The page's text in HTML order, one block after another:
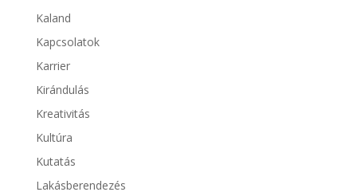
Kaland
Kapcsolatok
Karrier
Kirándulás
Kreativitás
Kultúra
Kutatás
Lakásberendezés